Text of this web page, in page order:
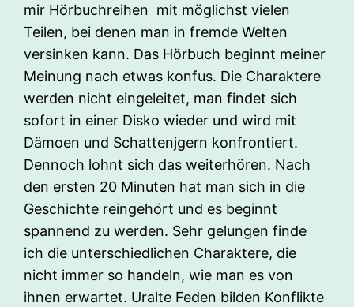
mir Hörbuchreihen mit möglichst vielen
Teilen, bei denen man in fremde Welten
versinken kann. Das Hörbuch beginnt meiner
Meinung nach etwas konfus. Die Charaktere
werden nicht eingeleitet, man findet sich
sofort in einer Disko wieder und wird mit
Dämoen und Schattenjgern konfrontiert.
Dennoch lohnt sich das weiterhören. Nach
den ersten 20 Minuten hat man sich in die
Geschichte reingehört und es beginnt
spannend zu werden. Sehr gelungen finde
ich die unterschiedlichen Charaktere, die
nicht immer so handeln, wie man es von
ihnen erwartet. Uralte Feden bilden Konflikte